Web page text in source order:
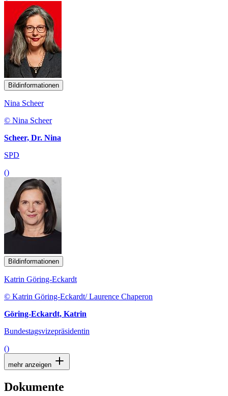
Bildinformationen
Nina Scheer
© Nina Scheer
Scheer, Dr. Nina
SPD
()
Bildinformationen
Katrin Göring-Eckardt
© Katrin Göring-Eckardt/ Laurence Chaperon
Göring-Eckardt, Katrin
Bundestagsvizepräsidentin
()
mehr anzeigen
Dokumente